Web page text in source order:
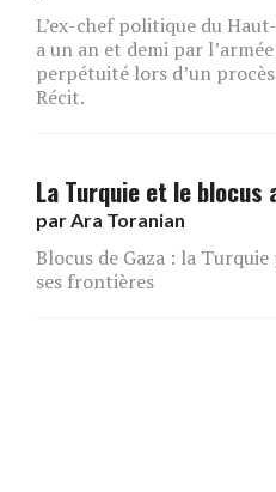
L’ex-chef politique du
a un an et demi par
perpétuité lors d’un
Récit.
La Turquie et le blocus
par Ara Toranian
Blocus de Gaza : la
ses frontières